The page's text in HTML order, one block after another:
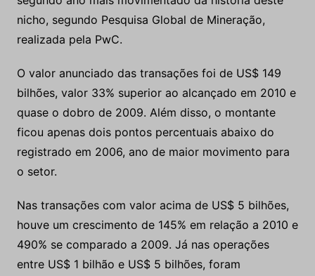
nicho, segundo Pesquisa Global de Mineração,
realizada pela PwC.
O valor anunciado das transações foi de US$ 149
bilhões, valor 33% superior ao alcançado em 2010 e
quase o dobro de 2009. Além disso, o montante
ficou apenas dois pontos percentuais abaixo do
registrado em 2006, ano de maior movimento para
o setor.
Nas transações com valor acima de US$ 5 bilhões,
houve um crescimento de 145% em relação a 2010 e
490% se comparado a 2009. Já nas operações
entre US$ 1 bilhão e US$ 5 bilhões, foram